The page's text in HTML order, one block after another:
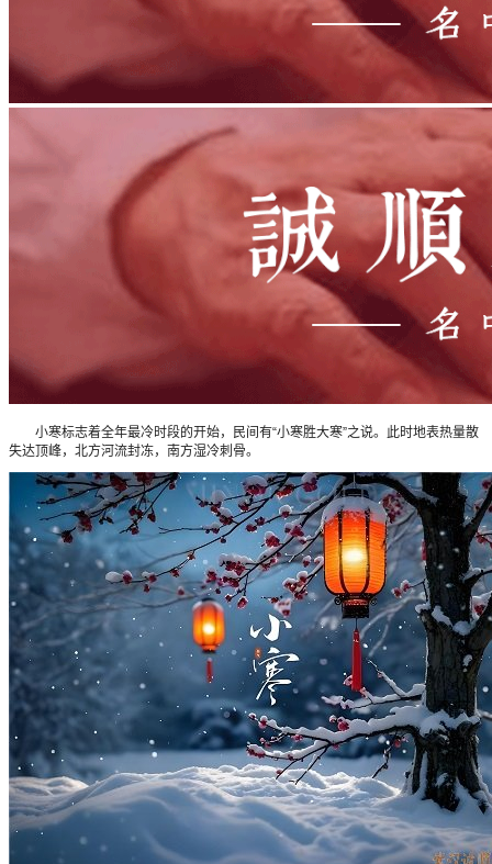
小寒标志着全年最冷时段的开始，民间有“小寒胜大寒”之说。此时地表热量散
失达顶峰，北方河流封冻，南方湿冷刺骨。